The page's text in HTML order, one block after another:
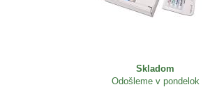
Skladom
Odošleme v pondelok